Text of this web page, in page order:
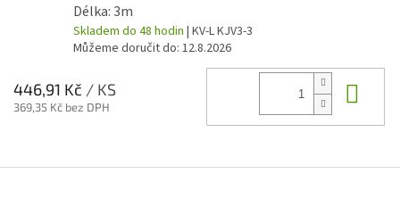
Délka: 3m
Skladem do 48 hodin | KV-L KJV3-3
Můžeme doručit do: 12.8.2026
446,91 Kč / KS
369,35 Kč bez DPH